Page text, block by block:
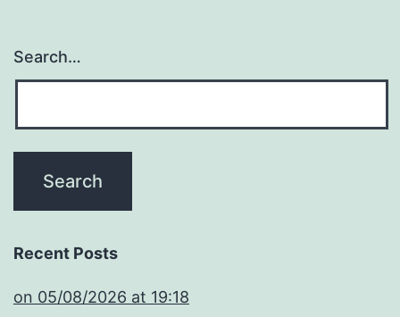
Search…
Recent Posts
​on 05/08/2026 at 19:18